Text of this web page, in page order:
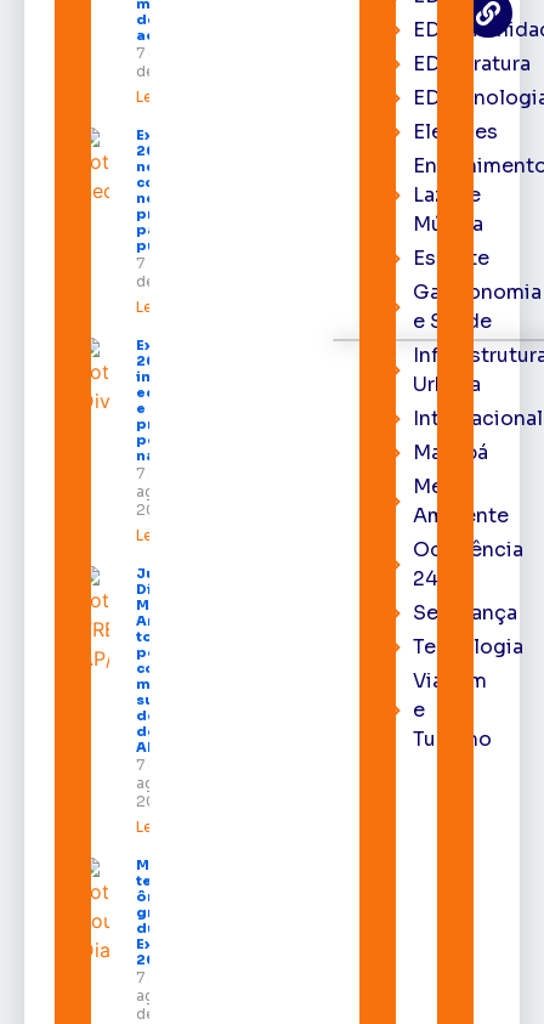
milhões
destinados
ao Amapá
7 de agosto
de 2026
Leia mais »
Expofeira
2026 começa
neste sábado
com shows,
negócios e
programação
para todos os
públicos
7 de agosto
de 2026
Leia mais »
Expofeira
2026
impulsiona
economia
e aumenta
procura
por hotéis
na capital
7 de
agosto de
2026
Leia mais »
Juiz
Diego
Moura de
Araújo
toma
posse
como
membro
substituto
do Pleno
do TRE-
AP
7 de
agosto de
2026
Leia mais »
Macapá
terá
ônibus
gratuitos
durante a
Expofeira
2026
7 de
agosto
de 2026
EDliteratura
Eleições
Lazer e
Música
Esporte
Gastronomia
e Saúde
Urbana
Internacional
Macapá
Meio
Ambiente
Ocorrência
24h
Segurança
Tecnologia
Viagem
e
Turismo